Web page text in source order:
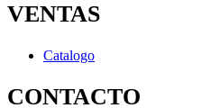
VENTAS
Catalogo
CONTACTO